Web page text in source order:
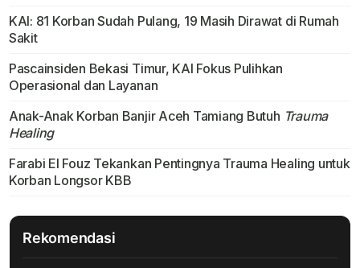
KAI: 81 Korban Sudah Pulang, 19 Masih Dirawat di Rumah
Sakit
Pascainsiden Bekasi Timur, KAI Fokus Pulihkan
Operasional dan Layanan
Anak-Anak Korban Banjir Aceh Tamiang Butuh Trauma
Healing
Farabi El Fouz Tekankan Pentingnya Trauma Healing untuk
Korban Longsor KBB
Rekomendasi